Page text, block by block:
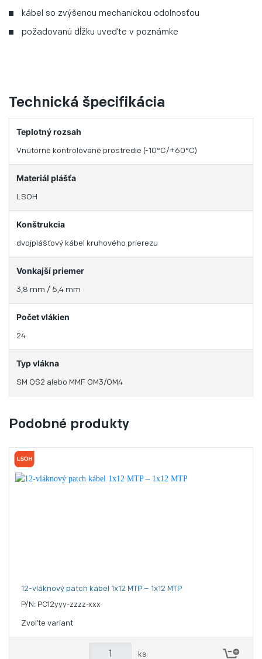
kábel so zvýšenou mechanickou odolnosťou
požadovanú dĺžku uveďte v poznámke
Technická špecifikácia
Teplotný rozsah
Vnútorné kontrolované prostredie (-10°C/+60°C)
Materiál plášťa
LSOH
Konštrukcia
dvojplášťový kábel kruhového prierezu
Vonkajší priemer
3,8 mm / 5,4 mm
Počet vlákien
24
Typ vlákna
SM OS2 alebo MMF OM3/OM4
Podobné produkty
12-vláknový patch kábel 1x12 MTP – 1x12 MTP
P/N: PC12yyy-zzzz-xxx
Zvoľte variant
ks